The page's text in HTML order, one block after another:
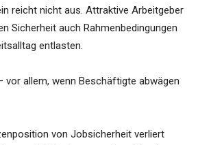
reicht nicht aus. Attraktive Arbeitgeber
Sicherheit auch Rahmenbedingungen
entlasten.
vor allem, wenn Beschäftigte abwägen
von Jobsicherheit verliert